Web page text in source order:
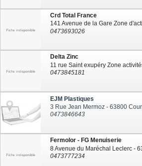
Crd Total France
0473693026
Delta Zinc
0473845181
EJM Plastiques
3 Rue Jean Mermoz - 63800
0473846643
Fermolor - FG Menuiserie
8 Avenue du Maréchal Leclerc -
0473777234